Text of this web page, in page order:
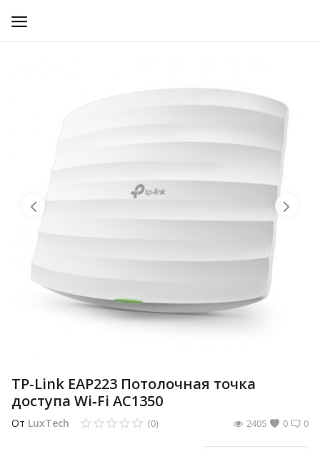
Войти
TP-Link EAP223 Потолочная точка
доступа Wi‑Fi AC1350
От LuxTech 0
(0) 0
2405